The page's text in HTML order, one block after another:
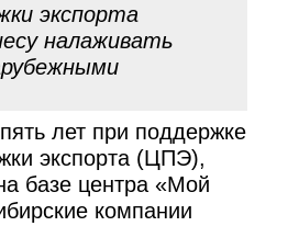
экспорта
налаживать
лет при поддержке
экспорта (ЦПЭ),
базе центра «Мой
компании